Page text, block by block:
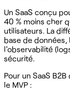
Un SaaS conçu
40 % moins cher
utilisateurs. La
base de
l'observabilité
sécurité.
Pour un SaaS
le MVP :